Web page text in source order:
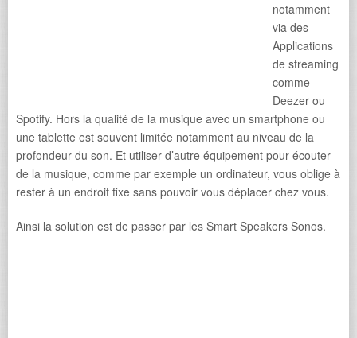
notamment
via des
Applications
de streaming
comme
Deezer ou
Spotify. Hors la qualité de la musique avec un smartphone ou
une tablette est souvent limitée notamment au niveau de la
profondeur du son. Et utiliser d’autre équipement pour écouter
de la musique, comme par exemple un ordinateur, vous oblige à
rester à un endroit fixe sans pouvoir vous déplacer chez vous.
Ainsi la solution est de passer par les Smart Speakers Sonos.